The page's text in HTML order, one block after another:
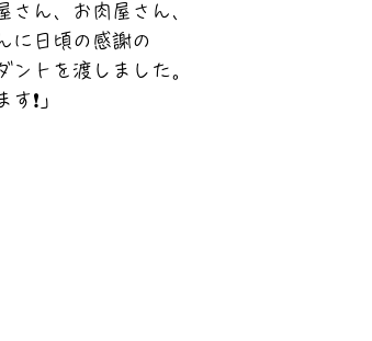
さん、お肉屋さん、
に日頃の感謝の
ントを渡しました。
❗」